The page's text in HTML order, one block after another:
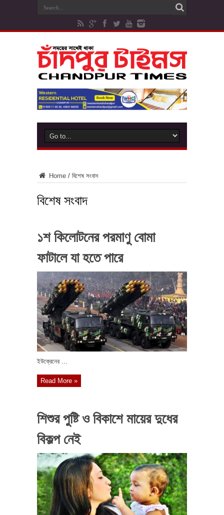
Home / বিশেষ সংবাদ
বিশেষ সংবাদ
১শ কিলোটনের পরমাণু বোমা
ফাটালে যা হতে পারে
ইউক্রেনের ...
Read More »
শিশুর পুষ্টি ও বিকাশে মায়ের দুধের
বিকল্প নেই